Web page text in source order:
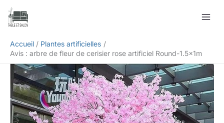
Aller
Accueil
Plantes artificielles
Avis : arbre de fleur de cerisier rose artificiel Round-1.5x1m
Rechercher